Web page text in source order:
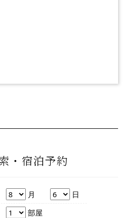
・宿泊予約
月 月 日
日
部屋数 部屋